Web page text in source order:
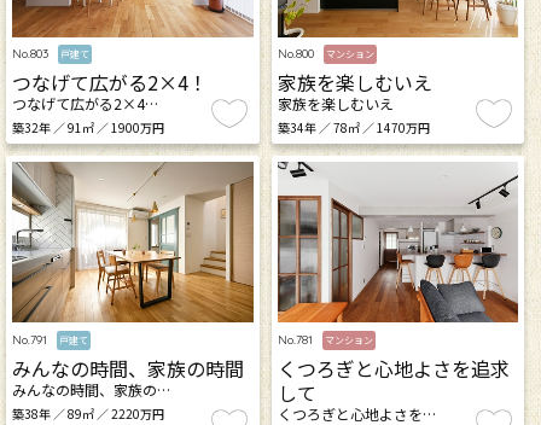
No.803 戸建て
つなげて広がる2×4！
つなげて広がる2×4…
築32年 ／ 91㎡ ／ 1900万円
No.800 マンション
家族を楽しむいえ
家族を楽しむいえ
築34年 ／ 78㎡ ／ 1470万円
No.791 戸建て
みんなの時間、家族の時間
みんなの時間、家族の…
築38年 ／ 89㎡ ／ 2220万円
No.781 マンション
くつろぎと心地よさを追求
して
くつろぎと心地よさを…